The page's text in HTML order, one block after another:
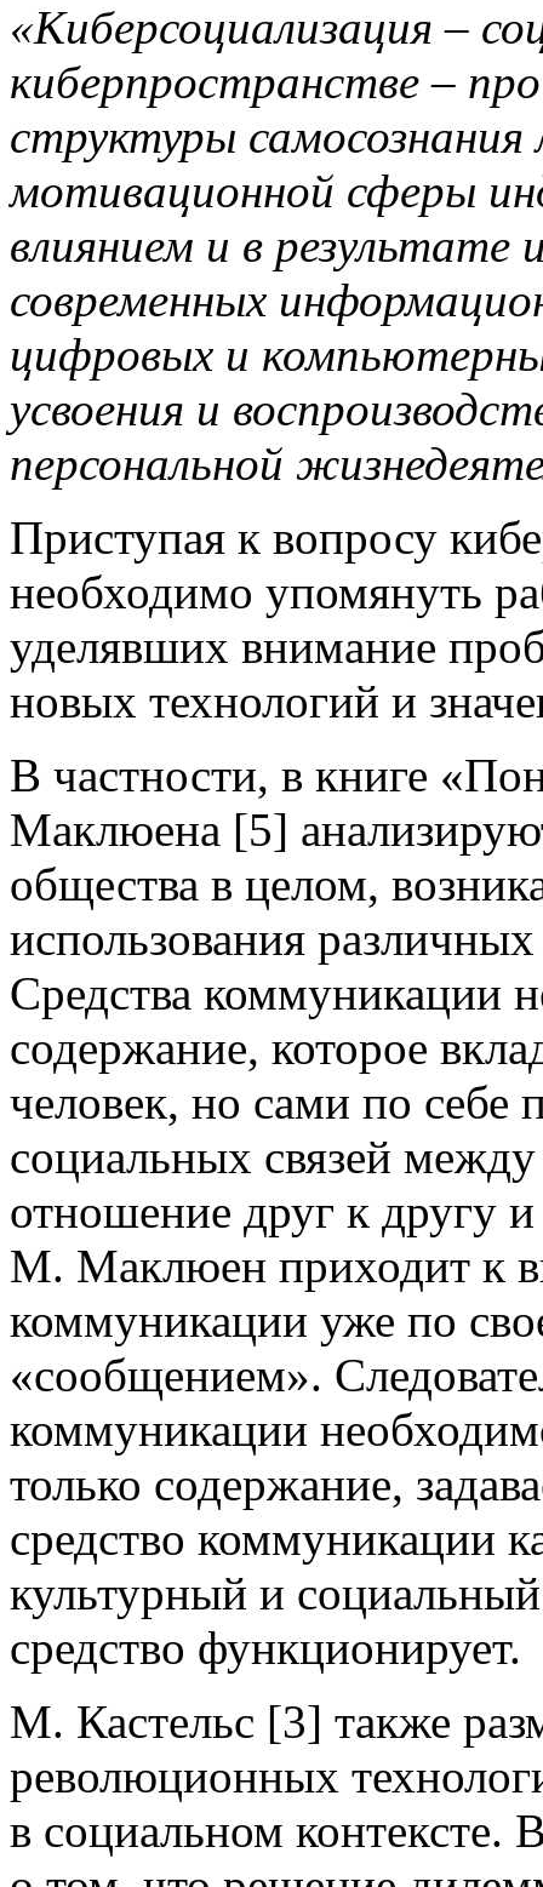
«Киберсоциализация –
киберпространстве –
структуры
мотивационной сферы
влиянием и в результате
современных
цифровых и
усвоения и
персональной
Приступая к вопросу
необходимо упомянуть
уделявших внимание
новых технологий и
В частности, в книге
Маклюена [5]
общества в целом,
использования
Средства коммуникации
содержание, которое
человек, но сами по себе
социальных связей
отношение друг к другу
М. Маклюен приходит к
коммуникации уже по
«сообщением».
коммуникации
только содержание,
средство коммуникации
культурный и
средство функционирует.
М. Кастельс [3] также
революционных
в социальном контексте.